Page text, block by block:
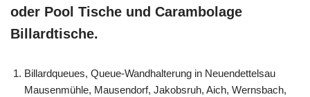
oder Pool Tische und Carambolage
Billardtische.
Billardqueues, Queue-Wandhalterung in Neuendettelsau
Mausenmühle, Mausendorf, Jakobsruh, Aich, Wernsbach,